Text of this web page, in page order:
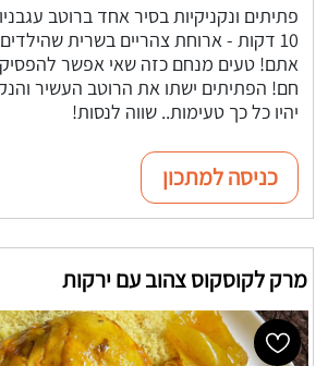
פתיתים ונקניקיות בסיר אחד ברוטב
10 דקות - ארוחת צהריים בשרית
אתם! טעים מנחם כזה שאי אפשר
חם! הפתיתים ישתו את הרוטב העשיר
יהיו כל כך טעימות.. שווה לנסות!
כניסה למתכון
מרק לקוסקוס צהוב עם ירקות